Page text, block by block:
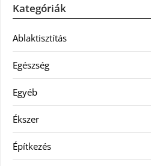
Kategóriák
Ablaktisztítás
Egészség
Egyéb
Ékszer
Építkezés